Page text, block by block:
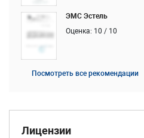
ЭМС Эстель
Оценка: 10 / 10
Посмотреть все рекомендации
Лицензии